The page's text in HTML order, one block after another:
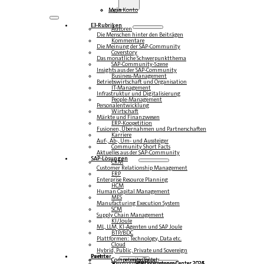
Login
Mein Konto
E3-RubrikenAutoren
Die Menschen hinter den Beiträgen
Kommentare
Die Meinung der SAP-Community
Coverstory
Das monatliche Schwerpunktthema
SAP-Community-Szene
Insights aus der SAP-Community
Business-Management
Betriebswirtschaft und Organisation
IT-Management
Infrastruktur und Digitalisierung
People-Management
Personalentwicklung
Wirtschaft
Märkte und Finanzwesen
ERP-Koopetition
Fusionen, Übernahmen und Partnerschaften
Karriere
Auf-, Ab-, Um- und Aussteiger
Community Short Facts
Aktuelles aus der SAP-Community
SAP-Lösungen
CRM
Customer Relationship Management
ERP
Enterprise Resource Planning
HCM
Human Capital Management
MES
Manufacturing Execution System
SCM
Supply Chain Management
KI/Joule
ML, LLM, KI-Agenten und SAP Joule
BTP/BDC
Plattformen: Technology, Data etc.
Cloud
Hybrid, Public, Private und Sovereign
Partner
Events Community-Events
Competence Center